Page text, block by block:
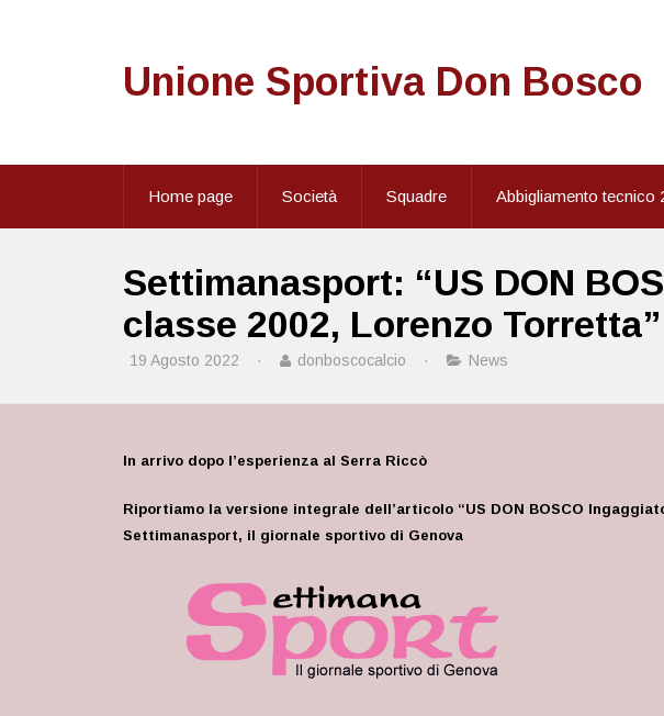
Unione Sportiva Don Bosco
Home page Società Squadre Abbigliamento tecnico
Settimanasport: “US DON
classe 2002, Lorenzo Torretta”
19 Agosto 2022 · donboscocalcio · News
In arrivo dopo l’esperienza al Serra Riccò
Riportiamo la versione integrale dell’articolo “US DON BOSCO
Settimanasport, il giornale sportivo di Genova